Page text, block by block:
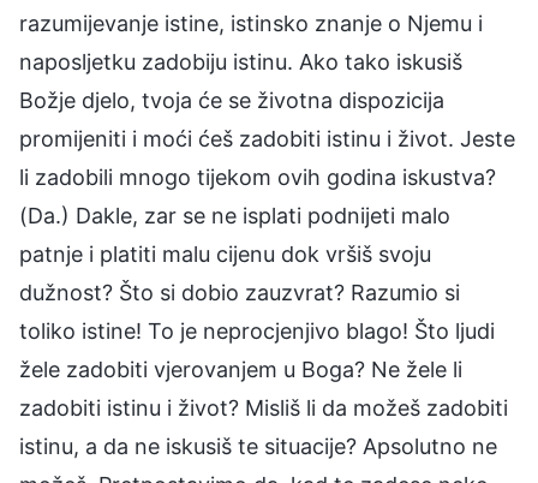
razumijevanje istine, istinsko znanje o Njemu i
naposljetku zadobiju istinu. Ako tako iskusiš
Božje djelo, tvoja će se životna dispozicija
promijeniti i moći ćeš zadobiti istinu i život. Jeste
li zadobili mnogo tijekom ovih godina iskustva?
(Da.) Dakle, zar se ne isplati podnijeti malo
patnje i platiti malu cijenu dok vršiš svoju
dužnost? Što si dobio zauzvrat? Razumio si
toliko istine! To je neprocjenjivo blago! Što ljudi
žele zadobiti vjerovanjem u Boga? Ne žele li
zadobiti istinu i život? Misliš li da možeš zadobiti
istinu, a da ne iskusiš te situacije? Apsolutno ne